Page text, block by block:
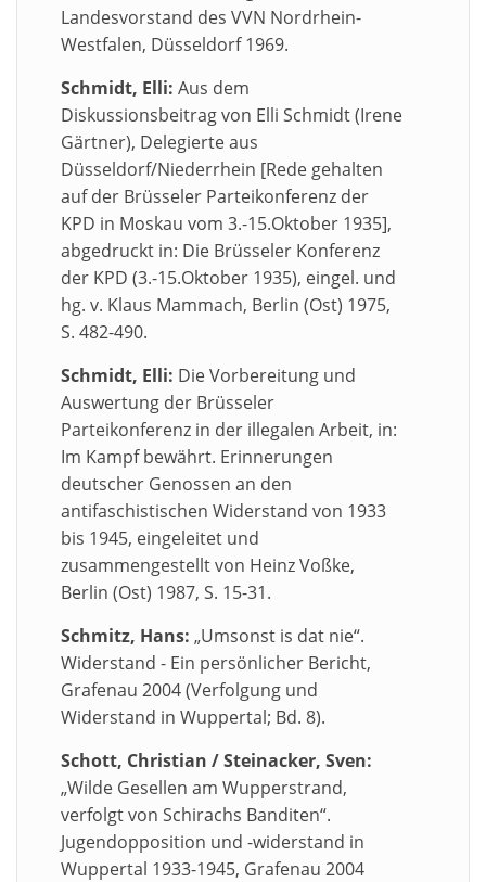
Landesvorstand des VVN Nordrhein-
Westfalen, Düsseldorf 1969.
Schmidt, Elli: Aus dem
Diskussionsbeitrag von Elli Schmidt (Irene
Gärtner), Delegierte aus
Düsseldorf/Niederrhein [Rede gehalten
auf der Brüsseler Parteikonferenz der
KPD in Moskau vom 3.-15.Oktober 1935],
abgedruckt in: Die Brüsseler Konferenz
der KPD (3.-15.Oktober 1935), eingel. und
hg. v. Klaus Mammach, Berlin (Ost) 1975,
S. 482-490.
Schmidt, Elli: Die Vorbereitung und
Auswertung der Brüsseler
Parteikonferenz in der illegalen Arbeit, in:
Im Kampf bewährt. Erinnerungen
deutscher Genossen an den
antifaschistischen Widerstand von 1933
bis 1945, eingeleitet und
zusammengestellt von Heinz Voßke,
Berlin (Ost) 1987, S. 15-31.
Schmitz, Hans: „Umsonst is dat nie“.
Widerstand - Ein persönlicher Bericht,
Grafenau 2004 (Verfolgung und
Widerstand in Wuppertal; Bd. 8).
Schott, Christian / Steinacker, Sven:
„Wilde Gesellen am Wupperstrand,
verfolgt von Schirachs Banditen“.
Jugendopposition und -widerstand in
Wuppertal 1933-1945, Grafenau 2004